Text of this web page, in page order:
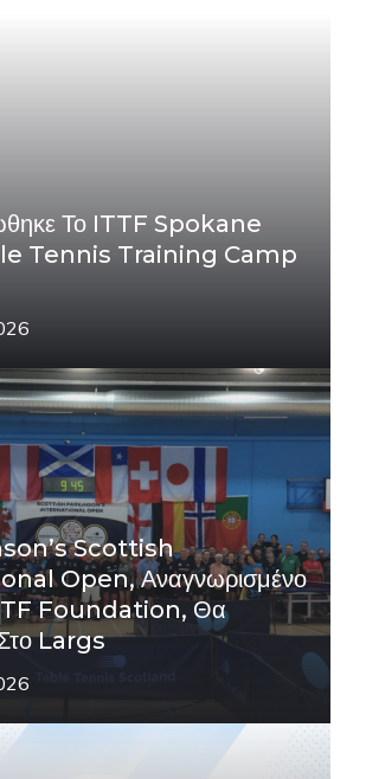
Το ITTF Spokane
Tennis Training Camp
Scottish
Open, Αναγνωρισμένο
Foundation, Θα
Στο Largs